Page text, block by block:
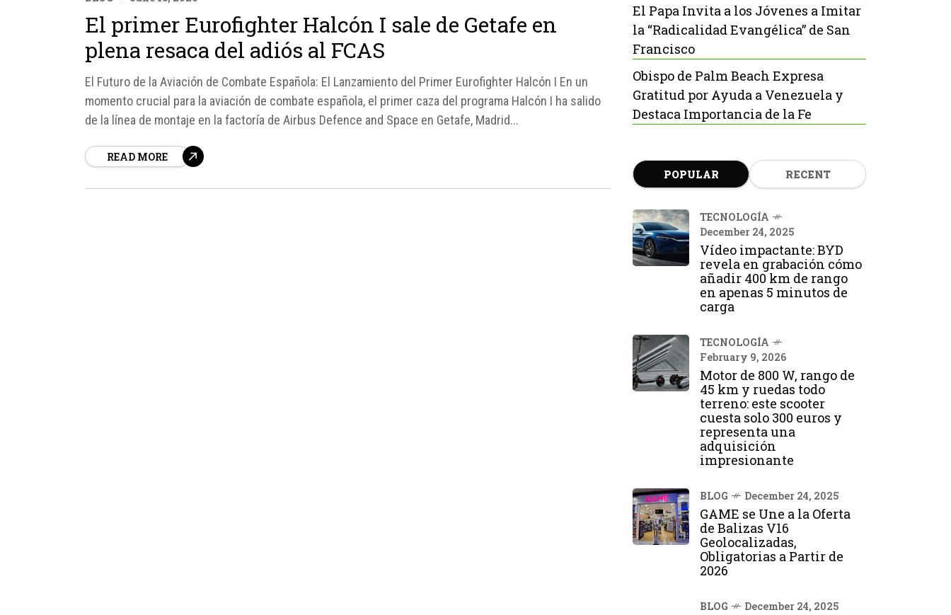
El primer Eurofighter Halcón I sale de Getafe en
plena resaca del adiós al FCAS
El Futuro de la Aviación de Combate Española: El Lanzamiento del Primer Eurofighter Halcón I En un
momento crucial para la aviación de combate española, el primer caza del programa Halcón I ha salido
de la línea de montaje en la factoría de Airbus Defence and Space en Getafe, Madrid...
READ MORE
El Papa Invita a los Jóvenes a Imitar
la “Radicalidad Evangélica” de San
Francisco
Obispo de Palm Beach Expresa
Gratitud por Ayuda a Venezuela y
Destaca Importancia de la Fe
POPULAR RECENT
TECNOLOGÍA
December 24, 2025
Vídeo impactante: BYD
revela en grabación cómo
añadir 400 km de rango
en apenas 5 minutos de
carga
TECNOLOGÍA
February 9, 2026
Motor de 800 W, rango de
45 km y ruedas todo
terreno: este scooter
cuesta solo 300 euros y
representa una
adquisición
impresionante
BLOG December 24, 2025
GAME se Une a la Oferta
de Balizas V16
Geolocalizadas,
Obligatorias a Partir de
2026
BLOG December 24, 2025